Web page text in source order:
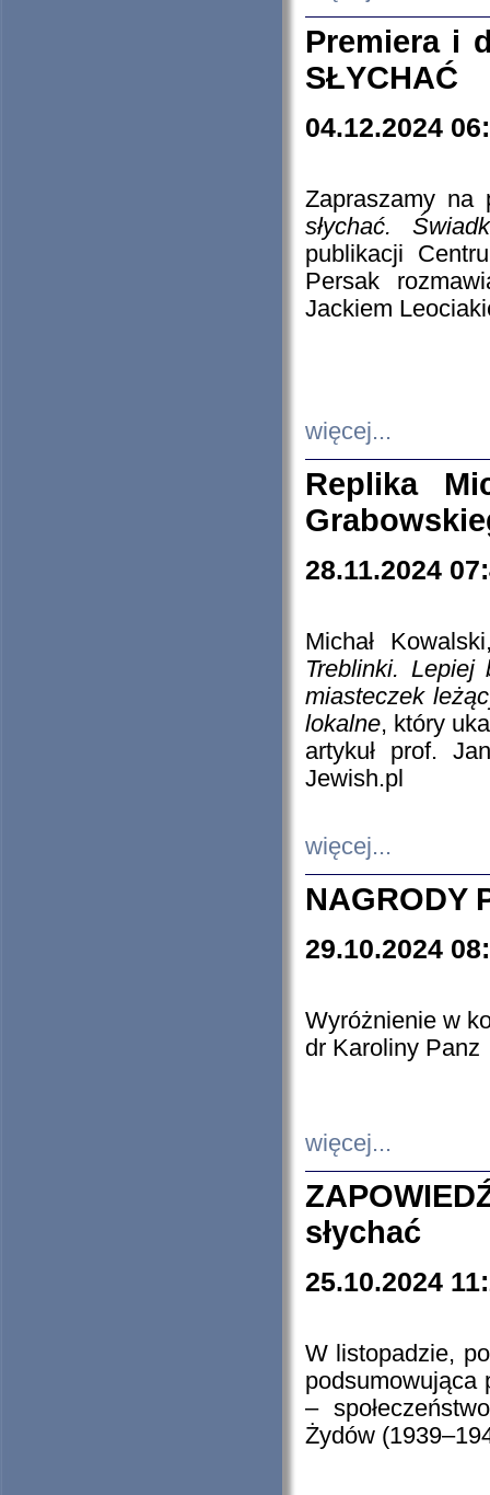
Premiera i
SŁYCHAĆ
04.12.2024
Zapraszamy
słychać.
publikacji
Persak
Jackiem
więcej...
Replika
28.11.2024
Michał
Treblinki. Lepiej
miasteczek
lokalne, który
artykuł prof.
Jewish.pl
więcej...
NAGRODY
29.10.2024
Wyróżnienie w
dr Karoliny Panz
więcej...
słychać
25.10.2024
W listopadzie,
podsumowująca
–
Żydów